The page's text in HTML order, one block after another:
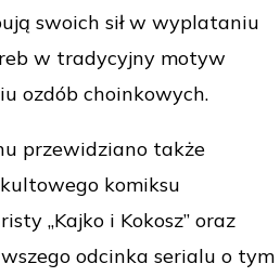
swoich sił w wyplataniu
w tradycyjny motyw
ozdób choinkowych.
przewidziano także
komiksu
„Kajko i Kokosz” oraz
odcinka serialu o tym